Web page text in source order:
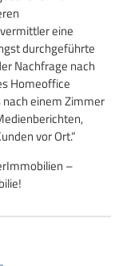
eine
durchgeführte
Nachfrage nach
Homeoffice
nach einem Zimmer
vor Ort.“
–